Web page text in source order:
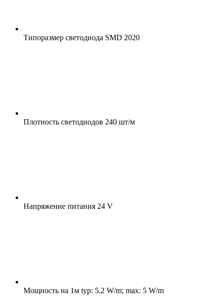
Типоразмер светодиода SMD 2020
Плотность светодиодов 240 шт/м
Напряжение питания 24 V
Мощность на 1м typ: 5.2 W/m; max: 5 W/m